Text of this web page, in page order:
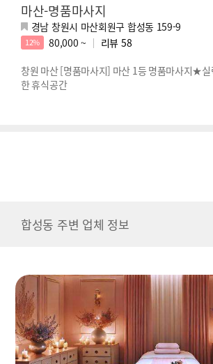
마산-명품마사지
경남 창원시 마산회원구 합성동 159-9
12% 80,000 ~ 리뷰 58
창원 마산 [명품마사지] 마산 1등 명품마사지★
한 휴식공간
합성동 주변 업체 정보